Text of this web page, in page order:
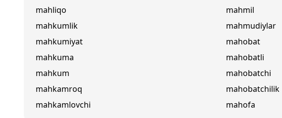
mahliqo
mahkumlik
mahkumiyat
mahkuma
mahkum
mahkamroq
mahkamlovchi
mahmil
mahmudiylar
mahobat
mahobatli
mahobatchi
mahobatchilik
mahofa